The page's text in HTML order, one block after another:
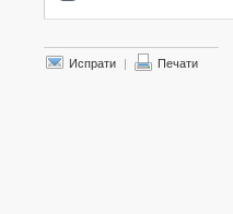
Испрати | Печати